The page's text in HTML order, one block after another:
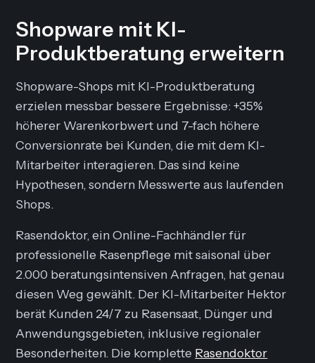
Shopware mit KI-
Produktberatung erweitern
Shopware-Shops mit KI-Produktberatung
erzielen messbar bessere Ergebnisse: +35%
höherer Warenkorbwert und 7-fach höhere
Conversionrate bei Kunden, die mit dem KI-
Mitarbeiter interagieren. Das sind keine
Hypothesen, sondern Messwerte aus laufenden
Shops.
Rasendoktor, ein Online-Fachhändler für
professionelle Rasenpflege mit saisonal über
2.000 beratungsintensiven Anfragen, hat genau
diesen Weg gewählt. Der KI-Mitarbeiter Hektor
berät Kunden 24/7 zu Rasensaat, Dünger und
Anwendungsgebieten, inklusive regionaler
Besonderheiten. Die komplette Rasendoktor